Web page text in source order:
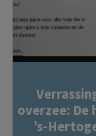
overzee: De
’s-